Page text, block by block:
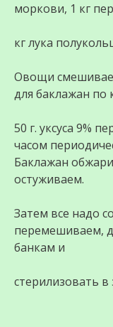
моркови, 1 кг
кг лука
Овощи
для баклажан по
50 г. уксуса 9%
часом
Баклажан
остуживаем.
Затем все надо
перемешиваем,
банкам и
стерилизовать